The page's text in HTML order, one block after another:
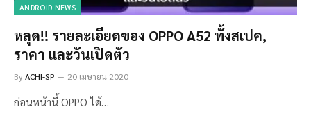
ANDROID NEWS
หลุด!! รายละเอียดของ OPPO A52 ทั้งสเปค,
ราคา และวันเปิดตัว
ByACHI-SP 20 เมษายน 2020
ก่อนหน้านี้ OPPO ได้…